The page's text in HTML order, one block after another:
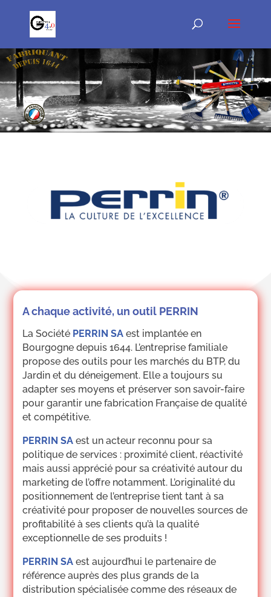
A chaque activité, un outil PERRIN
La Société PERRIN SA est implantée en
Bourgogne depuis 1644. L’entreprise familiale
propose des outils pour les marchés du BTP, du
Jardin et du déneigement. Elle a toujours su
adapter ses moyens et préserver son savoir-faire
pour garantir une fabrication Française de qualité
et compétitive.
PERRIN SA est un acteur reconnu pour sa
politique de services : proximité client, réactivité
mais aussi apprécié pour sa créativité autour du
marketing de l’offre notamment. L’originalité du
positionnement de l’entreprise tient tant à sa
créativité pour proposer de nouvelles sources de
profitabilité à ses clients qu’à la qualité
exceptionnelle de ses produits !
PERRIN SA est aujourd’hui le partenaire de
référence auprès des plus grands de la
distribution spécialisée comme des réseaux de